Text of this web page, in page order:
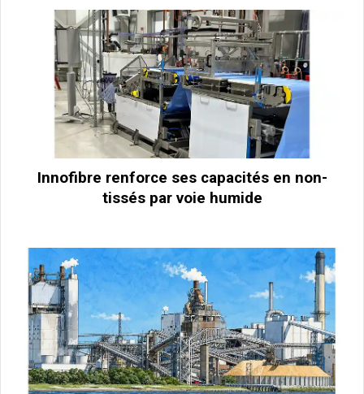
Innofibre renforce ses capacités en non-
tissés par voie humide